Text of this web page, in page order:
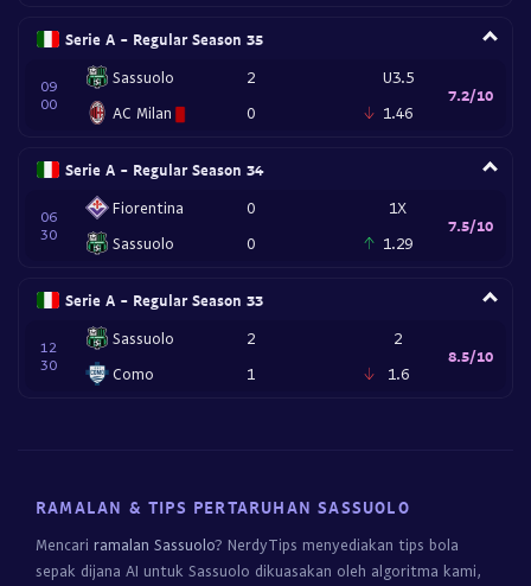
Serie A - Regular Season 35
09
00
Sassuolo
AC Milan
2
0
U3.5
1.46
7.2/10
Serie A - Regular Season 34
06
30
Fiorentina
Sassuolo
0
0
1X
1.29
7.5/10
Serie A - Regular Season 33
12
30
Sassuolo
Como
2
1
2
1.6
8.5/10
RAMALAN & TIPS PERTARUHAN SASSUOLO
Mencari ramalan Sassuolo? NerdyTips menyediakan tips bola
sepak dijana AI untuk Sassuolo dikuasakan oleh algoritma kami,